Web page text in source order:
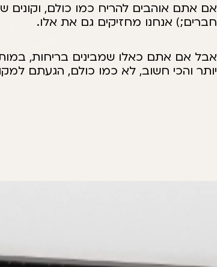
אם אתם אוהבים להריח כמו כולם, וקונים
חברים;) אנחנו מחזיקים גם את אלו.
אבל אם אתם כאלו שמבינים בריחות,
יותר והכי חשוב, לא כמו כולם, הגעתם